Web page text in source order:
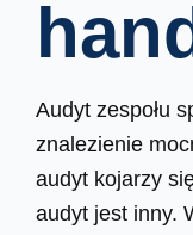
Audyt zespołu
znalezienie
audyt kojarzy
audyt jest inny.